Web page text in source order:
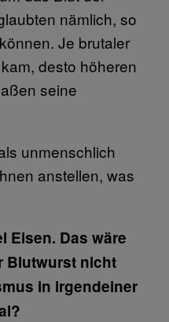
nämlich, so
Je brutaler
desto höheren
seine
unmenschlich
anstellen, was
Eisen. Das wäre
Blutwurst nicht
in irgendeiner